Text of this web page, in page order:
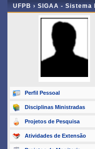
UFPB › SIGAA -
Perfil Pessoal
Disciplinas Ministradas
Projetos de Pesquisa
Atividades de Extensão